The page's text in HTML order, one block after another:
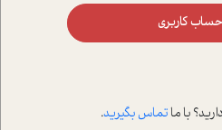
حساب کاربری
با ماتماس بگیرید.